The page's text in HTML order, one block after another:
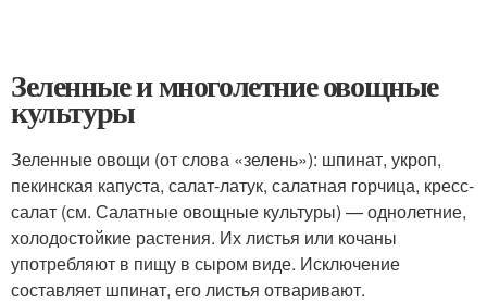
Зеленные и многолетние овощные
культуры
Зеленные овощи (от слова «зелень»): шпинат, укроп,
пекинская капуста, салат-латук, салатная горчица, кресс-
салат (см. Салатные овощные культуры) — однолетние,
холодостойкие растения. Их листья или кочаны
употребляют в пищу в сыром виде. Исключение
составляет шпинат, его листья отваривают.